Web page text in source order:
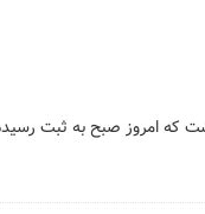
که امروز صبح به ثبت